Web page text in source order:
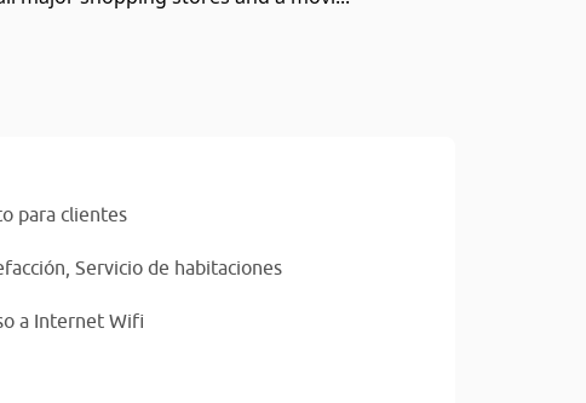
para clientes
Servicio de habitaciones
a Internet Wifi